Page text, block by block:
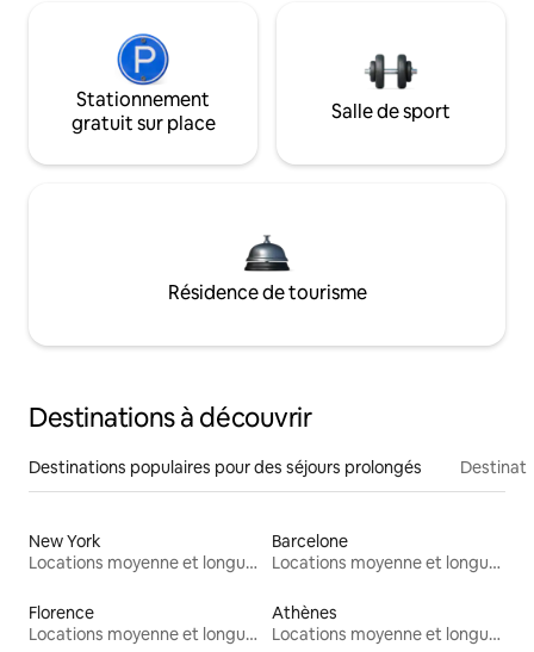
Stationnement
gratuit sur place
Salle de sport
Résidence de tourisme
Destinations à découvrir
Destinations populaires pour des séjours prolongés
New York
Locations moyenne et longue durée
Barcelone
Locations moyenne et longue durée
Florence
Locations moyenne et longue durée
Athènes
Locations moyenne et longue durée